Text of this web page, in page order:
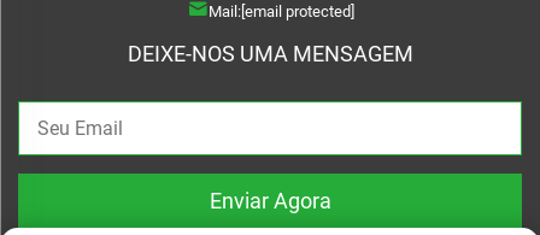
Mail:[email protected]
DEIXE-NOS UMA MENSAGEM
Enviar Agora